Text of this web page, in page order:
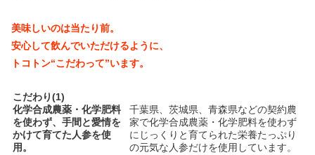
美味しいのは当たり前。
安心して飲んでいただけるように、
トコトン“こだわって”います。
こだわり(1)
化学合成農薬・化学肥料
を使わず、手間と愛情を
かけて育てた人参を使
用。
千葉県、茨城県、青森県などの契約農
家で化学合成農薬・化学肥料を使わず
にじっくりと育てられた栄養たっぷり
の元気な人参だけを使用しています。